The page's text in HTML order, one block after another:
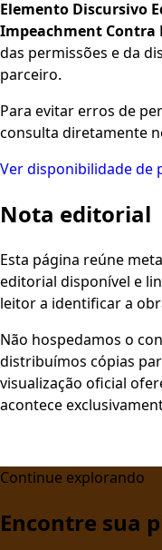
Elemento Discursivo
Impeachment Contra
das permissões e da
parceiro.
Para evitar erros de
consulta diretamente
Ver disponibilidade de
Nota editorial
Esta página reúne
editorial disponível e
leitor a identificar a
Não hospedamos o
distribuímos cópias
visualização oficial
acontece
Continue explorando
Encontre sua